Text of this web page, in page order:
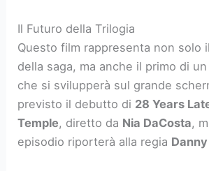
Il Futuro della Trilogia
Questo film rappresenta non solo
della saga, ma anche il primo di
che si svilupperà sul grande
previsto il debutto di 28 Years
Temple, diretto da Nia DaCosta,
episodio riporterà alla regia